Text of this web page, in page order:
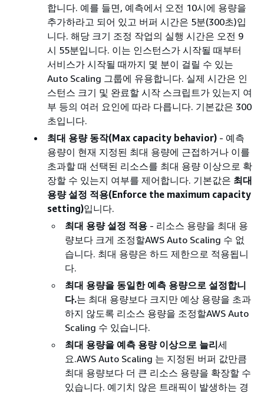
합니다. 예를 들면, 예측에서 오전 10시에 용량을
추가하라고 되어 있고 버퍼 시간은 5분(300초)입
니다. 해당 크기 조정 작업의 실행 시간은 오전 9
시 55분입니다. 이는 인스턴스가 시작될 때부터
서비스가 시작될 때까지 몇 분이 걸릴 수 있는
Auto Scaling 그룹에 유용합니다. 실제 시간은 인
스턴스 크기 및 완료할 시작 스크립트가 있는지 여
부 등의 여러 요인에 따라 다릅니다. 기본값은 300
초입니다.
최대 용량 동작(Max capacity behavior) - 예측
용량이 현재 지정된 최대 용량에 근접하거나 이를
초과할 때 선택된 리소스를 최대 용량 이상으로 확
장할 수 있는지 여부를 제어합니다. 기본값은 최대
용량 설정 적용(Enforce the maximum capacity
setting)입니다.
최대 용량 설정 적용 - 리소스 용량을 최대 용
량보다 크게 조정할AWS Auto Scaling 수 없
습니다. 최대 용량은 하드 제한으로 적용됩니
다.
최대 용량을 동일한 예측 용량으로 설정합니
다.는 최대 용량보다 크지만 예상 용량을 초과
하지 않도록 리소스 용량을 조정할AWS Auto
Scaling 수 있습니다.
최대 용량을 예측 용량 이상으로 늘리세
요.AWS Auto Scaling 는 지정된 버퍼 값만큼
최대 용량보다 더 큰 리소스 용량을 확장할 수
있습니다. 예기치 않은 트래픽이 발생하는 경